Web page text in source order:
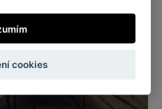
cookies